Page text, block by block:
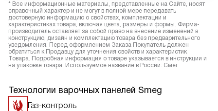
* Все информационные материалы, представленные на Сайте, носят
справочный характер и не могут в полной мере передавать
достоверную информацию о свойствах, комплектации и
характеристиках товара, включая цвета, размеры и формы. Фирма-
производитель оставляет за собой право на внесение изменений в
конструкцию, дизайн и комплектацию товара без предварительного
уведомления. Перед оформлением Заказа Покупатель должен
обратиться к Продавцу для уточнения свойств и характеристик
Товара. Подробная информация о товаре указывается в инструкции и
на упаковке товара. Используемое название в России: Смег
Технологии варочных панелей Smeg
Газ-контроль